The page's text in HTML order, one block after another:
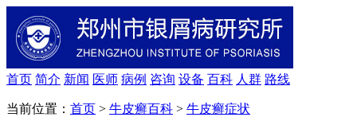
首页 简介 新闻 医师 病例 咨询 设备 百科 人群 路线
当前位置： 首页 > 牛皮癣百科 > 牛皮癣症状